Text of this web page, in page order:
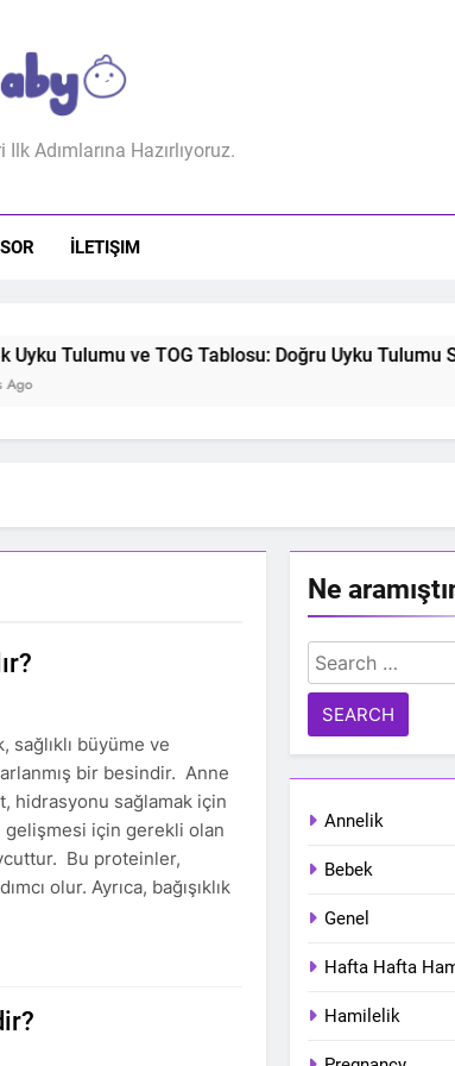
Adımlarına Hazırlıyoruz.
İLETIŞIM
Tulumu ve TOG Tablosu: Doğru Uyku Tulumu
sağlıklı büyüme ve
bir besindir. Anne
hidrasyonu sağlamak için
gelişmesi için gerekli olan
Bu proteinler,
olur. Ayrıca, bağışıklık
Ne
Search
for:
Annelik
Bebek
Genel
Hafta Hafta
Hamilelik